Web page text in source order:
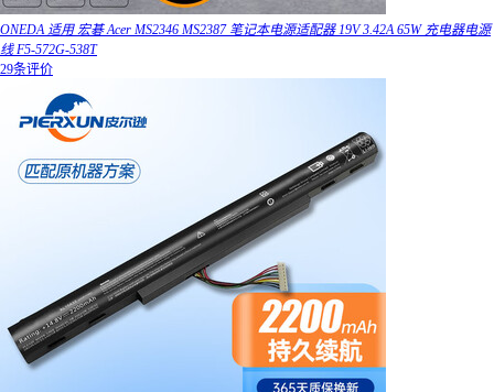
ONEDA 适用 宏碁 Acer MS2346 MS2387 笔记本电源适配器 19V 3.42A 65W 充电器电源
线 F5-572G-538T
29条评价